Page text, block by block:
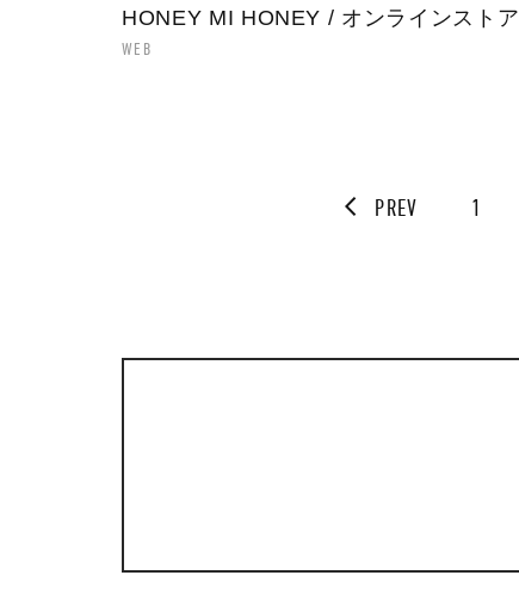
HONEY MI HONEY / オンラインストア
WEB
PREV 1